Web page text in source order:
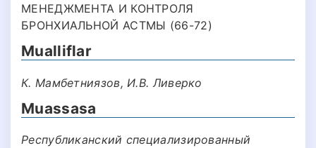
МЕНЕДЖМЕНТА И КОНТРОЛЯ
БРОНХИАЛЬНОЙ АСТМЫ (66-72)
Mualliflar
К. Мамбетниязов, И.В. Ливерко
Muassasa
Республиканский специализированный